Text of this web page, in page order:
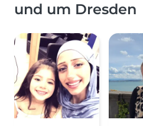
und um Dresden